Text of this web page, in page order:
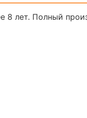
8 лет. Полный